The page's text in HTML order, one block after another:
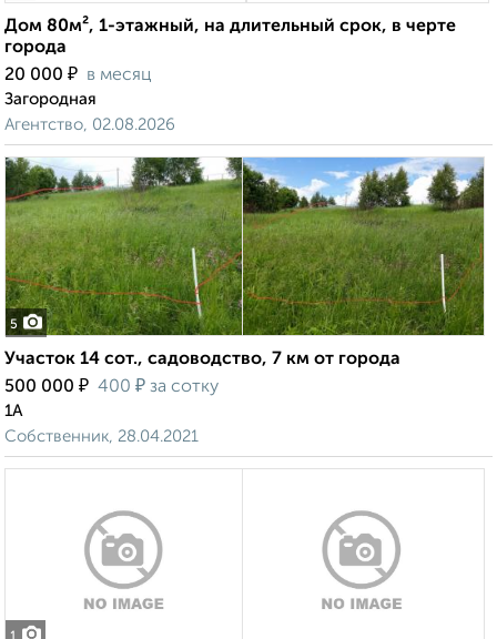
Дом 80м², 1-этажный, на длительный срок, в черте
города
20 000 ₽ в месяц
Загородная
Агентство, 02.08.2026
5
Участок 14 сот., садоводство, 7 км от города
500 000 ₽ 400 ₽ за сотку
1А
Собственник, 28.04.2021